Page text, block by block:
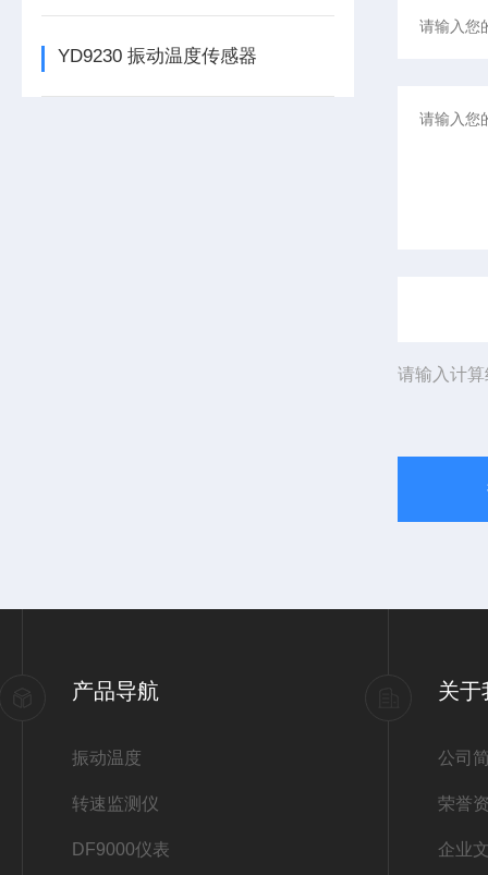
YD9230 振动温度传感器
请输入计
产品导航
振动温度
转速监测仪
DF9000仪表
关于
公司
荣誉
企业